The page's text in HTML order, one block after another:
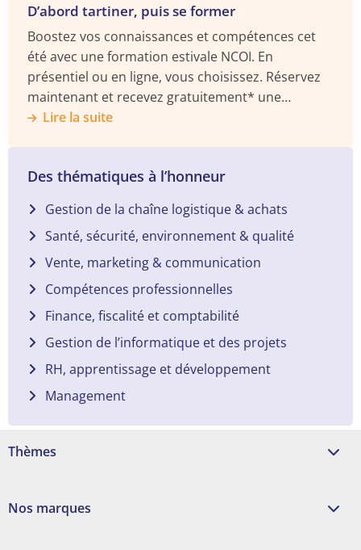
D’abord tartiner, puis se former
Boostez vos connaissances et compétences cet
été avec une formation estivale NCOI. En
présentiel ou en ligne, vous choisissez. Réservez
maintenant et recevez gratuitement* une
enceinte BOSE Soundlink.
Lire la suite
Des thématiques à l’honneur
Gestion de la chaîne logistique & achats
Santé, sécurité, environnement & qualité
Vente, marketing & communication
Compétences professionnelles
Finance, fiscalité et comptabilité
Gestion de l’informatique et des projets
RH, apprentissage et développement
Management
Thèmes
Nos marques